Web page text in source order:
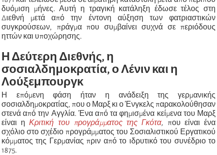
δυόμιση μήνες. Αυτή η τραγική κατάληξη έδωσε τέλος στη
Διεθνή μετά από την έντονη αύξηση των φατριαστικών
συγκρούσεων, πράγμα που συμβαίνει συχνά σε περιόδους
ηττών και υποχώρησης.
Η Δεύτερη Διεθνής, η
σοσιαλδημοκρατία, ο Λένιν και η
Λούξεμπουργκ
Η επόμενη φάση ήταν η ανάδειξη της γερμανικής
σοσιαλδημοκρατίας, που ο Μαρξ κι ο Ένγκελς παρακολούθησαν
στενά από την Αγγλία. Ένα από τα φημισμένα κείμενα του Μαρξ
είναι ηΚριτική του προγράμματος της Γκότα, που είναι ένα
σχόλιο στο σχέδιο προγράμματος του Σοσιαλιστικού Εργατικού
κόμματος της Γερμανίας πριν από το ιδρυτικό του συνέδριο το
1875.